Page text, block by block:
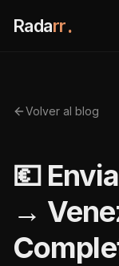
Radarr.
Volver al blog
💶
→